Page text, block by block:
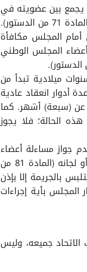
يجمع بين عضويته في
المجلس وأية وظيفة من الوظائف العامة الاتحادية بما في ذلك المناصب الوزارية (المادة 71 من الدستور).
المجلس مكافأة
شأن تحديد مكافآت أعضاء المجلس الوطني
ميلادية تبدأ من
إلى عدة أدوار انعقاد عادية
عن (سبعة) أشهر. كما
الحالة؛ فلا يجوز
جواز مساءلة أعضاء
المجلس عما يبدونه من الأفكار والآراء في أثناء قيامهم بعملهم داخل المجلس أو لجانه (المادة 81 من
بالجريمة إلا بإذن
بأية إجراءات
جميعه، وليس